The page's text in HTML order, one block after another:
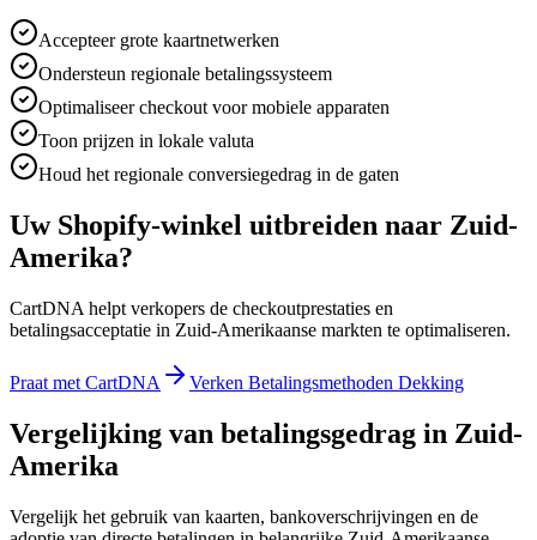
Accepteer grote kaartnetwerken
Ondersteun regionale betalingssysteem
Optimaliseer checkout voor mobiele apparaten
Toon prijzen in lokale valuta
Houd het regionale conversiegedrag in de gaten
Uw Shopify-winkel uitbreiden naar Zuid-
Amerika?
CartDNA helpt verkopers de checkoutprestaties en
betalingsacceptatie in Zuid-Amerikaanse markten te optimaliseren.
Praat met CartDNA Verken Betalingsmethoden Dekking
Vergelijking van betalingsgedrag in Zuid-
Amerika
Vergelijk het gebruik van kaarten, bankoverschrijvingen en de